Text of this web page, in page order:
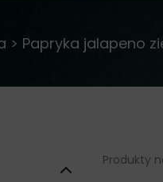
> Papryka jalapeno
Produkty